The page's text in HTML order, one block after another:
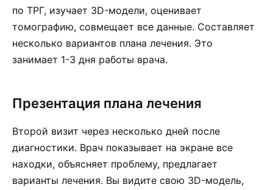
по ТРГ, изучает 3D-модели, оценивает
томографию, совмещает все данные. Составляет
несколько вариантов плана лечения. Это
занимает 1-3 дня работы врача.
Презентация плана лечения
Второй визит через несколько дней после
диагностики. Врач показывает на экране все
находки, объясняет проблему, предлагает
варианты лечения. Вы видите свою 3D-модель,